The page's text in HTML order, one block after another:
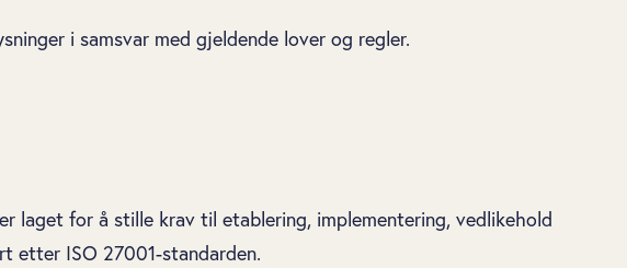
i samsvar med gjeldende lover og regler.
laget for å stille krav til etablering, implementering, vedlikehold
etter ISO 27001-standarden.